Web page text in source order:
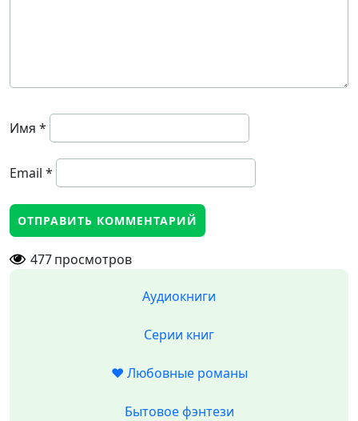
Имя *
Email *
477просмотров
Аудиокниги
Серии книг
❤️ Любовные романы
Бытовое фэнтези